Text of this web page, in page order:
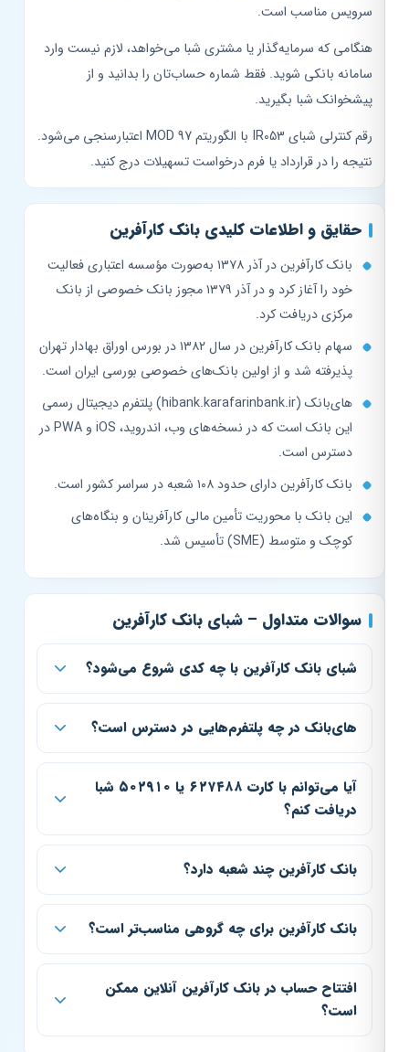
سرویس مناسب است.
هنگامی که سرمایه‌گذار یا مشتری شبا می‌خواهد، لازم نیست وارد
سامانه بانکی شوید. فقط شماره حساب‌تان را بدانید و از
پیشخوانک شبا بگیرید.
رقم کنترلی شبای IR053 با الگوریتم MOD 97 اعتبارسنجی می‌شود.
نتیجه را در قرارداد یا فرم درخواست تسهیلات درج کنید.
حقایق و اطلاعات کلیدی بانک کارآفرین
بانک کارآفرین در آذر ۱۳۷۸ به‌صورت مؤسسه اعتباری فعالیت
خود را آغاز کرد و در آذر ۱۳۷۹ مجوز بانک خصوصی از بانک
مرکزی دریافت کرد.
سهام بانک کارآفرین در سال ۱۳۸۲ در بورس اوراق بهادار تهران
پذیرفته شد و از اولین بانک‌های خصوصی بورسی ایران است.
های‌بانک (hibank.karafarinbank.ir) پلتفرم دیجیتال رسمی
این بانک است که در نسخه‌های وب، اندروید، iOS و PWA در
دسترس است.
بانک کارآفرین دارای حدود ۱۰۸ شعبه در سراسر کشور است.
این بانک با محوریت تأمین مالی کارآفرینان و بنگاه‌های
کوچک و متوسط (SME) تأسیس شد.
سوالات متداول – شبای بانک کارآفرین
شبای بانک کارآفرین با چه کدی شروع می‌شود؟
های‌بانک در چه پلتفرم‌هایی در دسترس است؟
آیا می‌توانم با کارت ۶۲۷۴۸۸ یا ۵۰۲۹۱۰ شبا
دریافت کنم؟
بانک کارآفرین چند شعبه دارد؟
بانک کارآفرین برای چه گروهی مناسب‌تر است؟
افتتاح حساب در بانک کارآفرین آنلاین ممکن
است؟